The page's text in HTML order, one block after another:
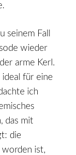
seinem Fall
wieder
arme Kerl.
für eine
ich
das mit
die
ist,